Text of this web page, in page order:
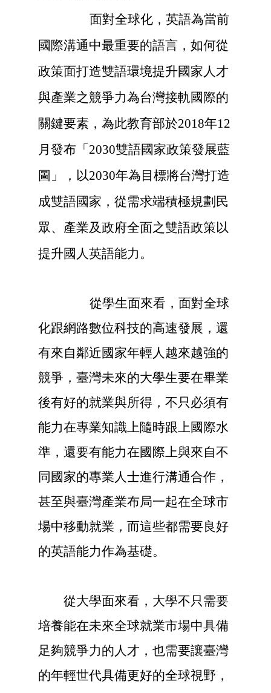
面對全球化，英語為當前
國際溝通中最重要的語言，如何從
政策面打造雙語環境提升國家人才
與產業之競爭力為台灣接軌國際的
關鍵要素，為此教育部於2018年12
月發布「2030雙語國家政策發展藍
圖」，以2030年為目標將台灣打造
成雙語國家，從需求端積極規劃民
眾、產業及政府全面之雙語政策以
提升國人英語能力。
從學生面來看，面對全球
化跟網路數位科技的高速發展，還
有來自鄰近國家年輕人越來越強的
競爭，臺灣未來的大學生要在畢業
後有好的就業與所得，不只必須有
能力在專業知識上隨時跟上國際水
準，還要有能力在國際上與來自不
同國家的專業人士進行溝通合作，
甚至與臺灣產業布局一起在全球市
場中移動就業，而這些都需要良好
的英語能力作為基礎。
從大學面來看，大學不只需要
培養能在未來全球就業市場中具備
足夠競爭力的人才，也需要讓臺灣
的年輕世代具備更好的全球視野，